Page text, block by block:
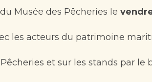
Musée des Pêcheries le
les acteurs du patrimoine
et sur les stands par